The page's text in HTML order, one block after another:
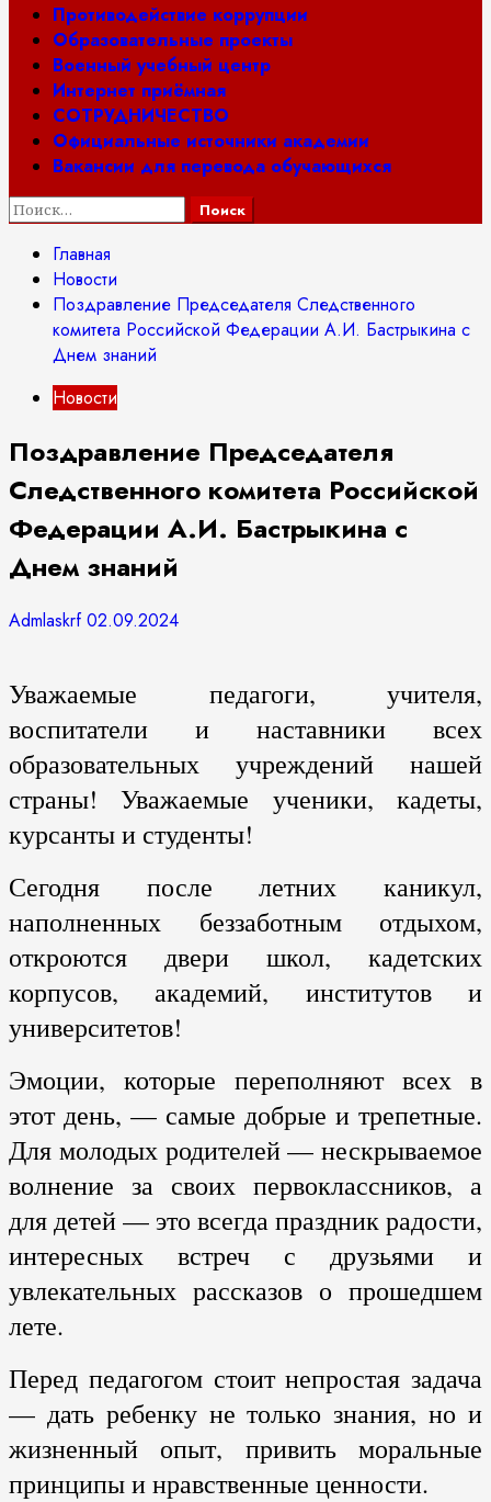
Противодействие коррупции
Образовательные проекты
Военный учебный центр
Интернет приёмная
СОТРУДНИЧЕСТВО
Официальные источники академии
Вакансии для перевода обучающихся
Найти:
Главная
Новости
Поздравление Председателя Следственного
комитета Российской Федерации А.И. Бастрыкина с
Днем знаний
Новости
Поздравление Председателя
Следственного комитета Российской
Федерации А.И. Бастрыкина с
Днем знаний
Admlaskrf02.09.2024
Уважаемые педагоги, учителя,
воспитатели и наставники всех
образовательных учреждений нашей
страны! Уважаемые ученики, кадеты,
курсанты и студенты!
Сегодня после летних каникул,
наполненных беззаботным отдыхом,
откроются двери школ, кадетских
корпусов, академий, институтов и
университетов!
Эмоции, которые переполняют всех в
этот день, — самые добрые и трепетные.
Для молодых родителей — нескрываемое
волнение за своих первоклассников, а
для детей — это всегда праздник радости,
интересных встреч с друзьями и
увлекательных рассказов о прошедшем
лете.
Перед педагогом стоит непростая задача
— дать ребенку не только знания, но и
жизненный опыт, привить моральные
принципы и нравственные ценности.